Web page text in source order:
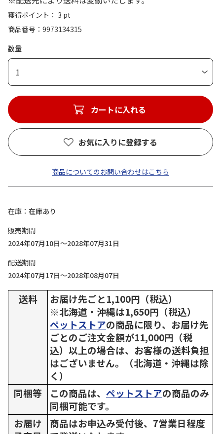
獲得ポイント： 3 pt
商品番号
9973134315
数量
1
カートに入れる
お気に入りに登録する
商品についてのお問い合わせはこちら
在庫
在庫あり
販売期間
2024年07月10日～2028年07月31日
配送期間
2024年07月17日～2028年08月07日
送料
お届け先ごと1,100円（税込）
※北海道・沖縄は1,650円（税込）
ペットストアの商品に限り、お届け先
ごとのご注文金額が11,000円（税
込）以上の場合は、お客様の送料負担
はございません。（北海道・沖縄は除
く）
同梱等
この商品は、 ペットストアの商品のみ
同梱可能です。
お届け
商品はお申込み受付後、7営業日程度